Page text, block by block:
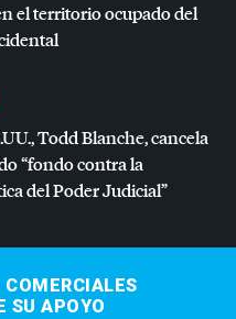
el territorio ocupado del
Todd Blanche, cancela
“fondo contra la
del Poder Judicial”
SU APOYO